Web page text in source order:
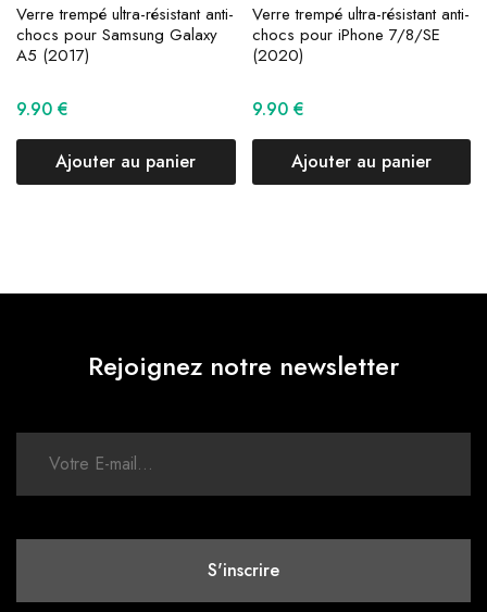
Verre trempé ultra-résistant anti-
chocs pour Samsung Galaxy
A5 (2017)
9.90 €
Ajouter au panier
Verre trempé ultra-résistant anti-
chocs pour iPhone 7/8/SE
(2020)
9.90 €
Ajouter au panier
Rejoignez notre newsletter